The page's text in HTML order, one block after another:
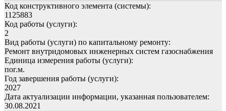
Код конструктивного элемента (системы):
1125883
Код работы (услуги):
2
Вид работы (услуги) по капитальному ремонту:
Ремонт внутридомовых инженерных систем газоснабжения
Единица измерения работы (услуги):
пог.м.
Год завершения работы (услуги):
2027
Дата актуализации информации, указанная пользователем:
30.08.2021